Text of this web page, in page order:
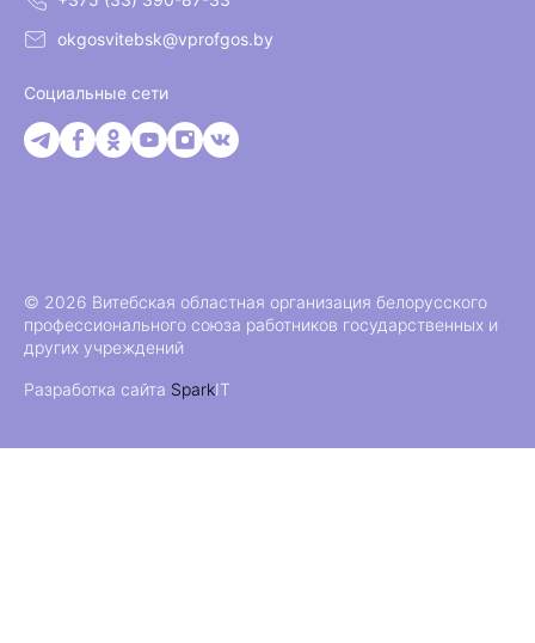
okgosvitebsk@vprofgos.by
Социальные сети
© 2026 Витебская областная организация белорусского
профессионального союза работников государственных и
других учреждений
Разработка сайта SparkIT